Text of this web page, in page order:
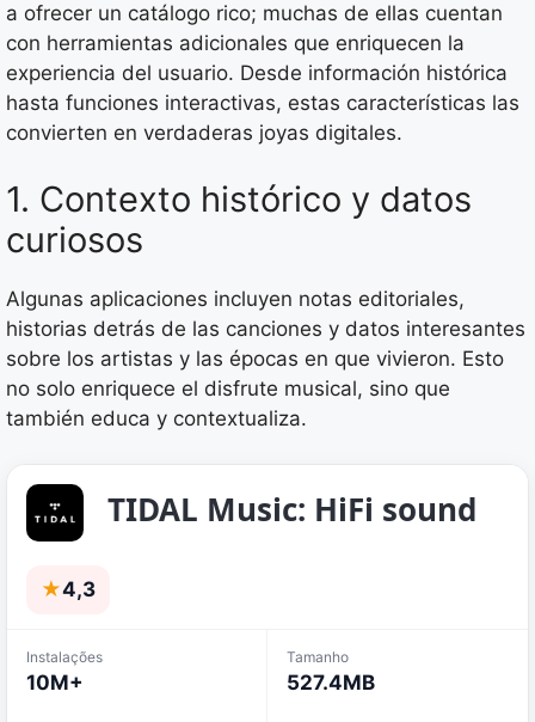
a ofrecer un catálogo rico; muchas de ellas cuentan
con herramientas adicionales que enriquecen la
experiencia del usuario. Desde información histórica
hasta funciones interactivas, estas características las
convierten en verdaderas joyas digitales.
1. Contexto histórico y datos
curiosos
Algunas aplicaciones incluyen notas editoriales,
historias detrás de las canciones y datos interesantes
sobre los artistas y las épocas en que vivieron. Esto
no solo enriquece el disfrute musical, sino que
también educa y contextualiza.
TIDAL Music: HiFi sound
★4,3
Instalações
10M+
Tamanho
527.4MB